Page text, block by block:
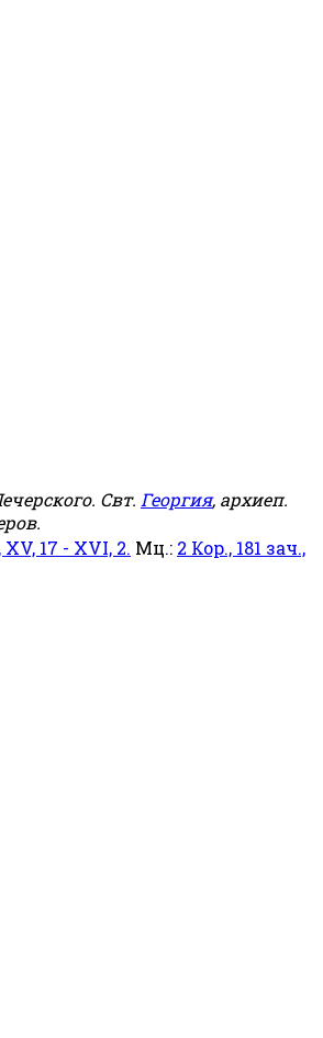
Свт. Георгия, архиеп.
17 - XVI, 2. Мц.: 2 Кор., 181 зач.,